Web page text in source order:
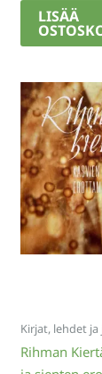
LISÄÄ
Kirjat, lehdet
Rihman